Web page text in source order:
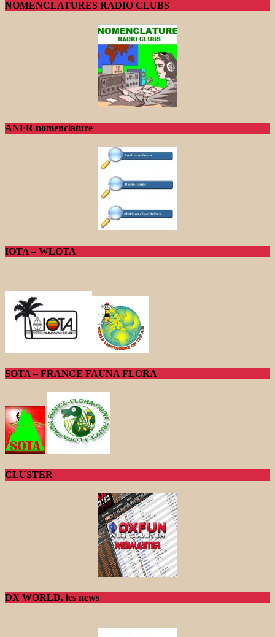
NOMENCLATURES RADIO CLUBS
ANFR nomenclature
IOTA – WLOTA
SOTA – FRANCE FAUNA FLORA
CLUSTER
DX WORLD, les news